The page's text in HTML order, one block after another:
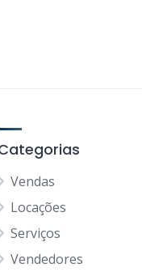
Vendas
Locações
Serviços
Vendedores